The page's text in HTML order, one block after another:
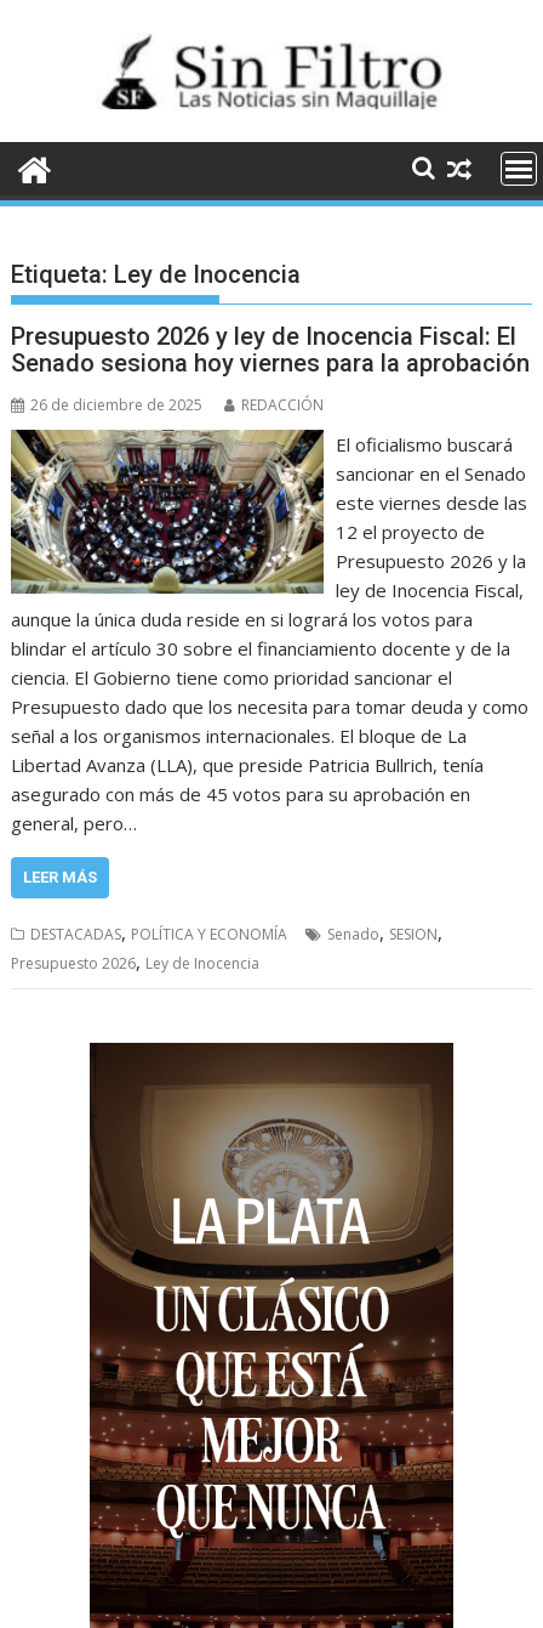
Etiqueta: Ley de Inocencia
Presupuesto 2026 y ley de Inocencia Fiscal: El
Senado sesiona hoy viernes para la aprobación
26 de diciembre de 2025 REDACCIÓN
El oficialismo buscará
sancionar en el Senado
este viernes desde las
12 el proyecto de
Presupuesto 2026 y la
ley de Inocencia Fiscal,
aunque la única duda reside en si logrará los votos para
blindar el artículo 30 sobre el financiamiento docente y de la
ciencia. El Gobierno tiene como prioridad sancionar el
Presupuesto dado que los necesita para tomar deuda y como
señal a los organismos internacionales. El bloque de La
Libertad Avanza (LLA), que preside Patricia Bullrich, tenía
asegurado con más de 45 votos para su aprobación en
general, pero…
LEER MÁS
DESTACADAS, POLÍTICA Y ECONOMÍA Senado, SESION,
Presupuesto 2026, Ley de Inocencia